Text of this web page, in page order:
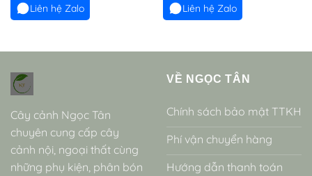
Liên hệ Zalo Liên hệ Zalo
Cây cảnh Ngọc Tân
chuyên cung cấp cây
cảnh nội, ngoại thất cùng
những phụ kiện, phân bón
VỀ NGỌC TÂN
Chính sách bảo mật TTKH
Phí vận chuyển hàng
Hướng dẫn thanh toán